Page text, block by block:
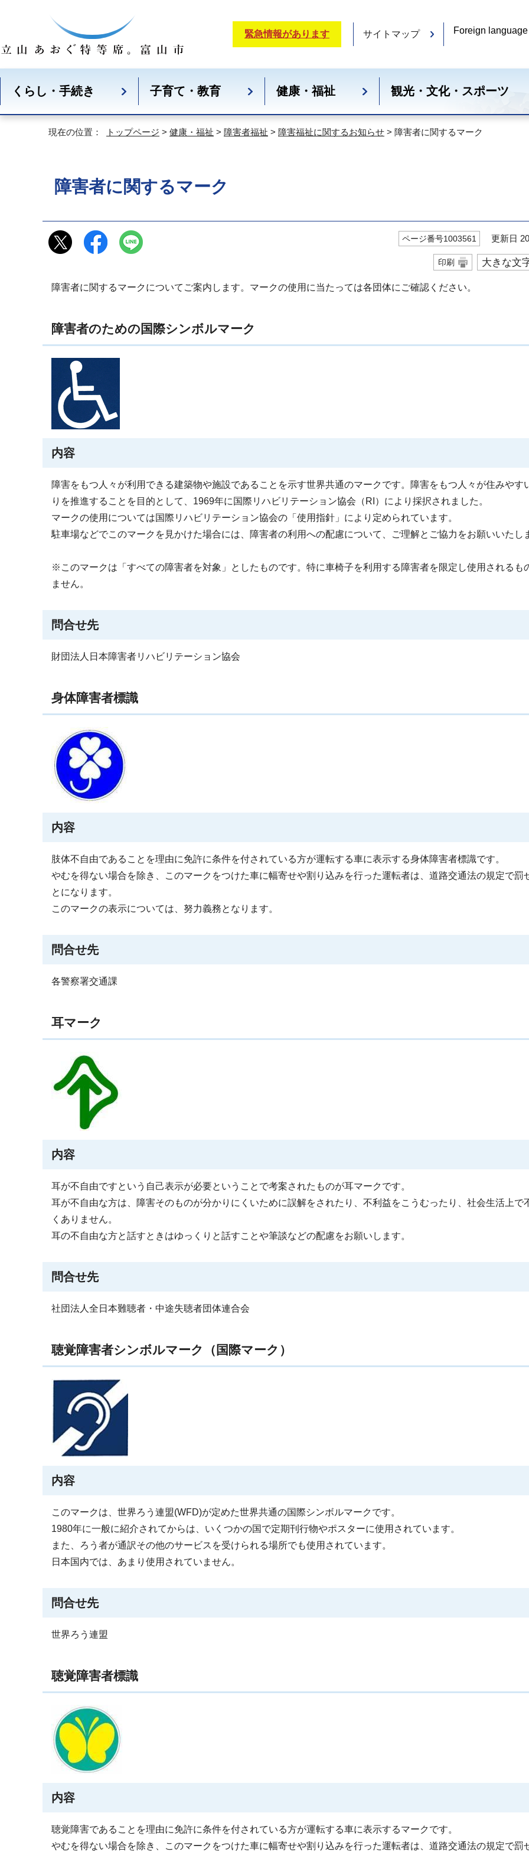
緊急情報があります サイトマップ Foreign language
くらし・手続き 子育て・教育 健康・福祉 観光・文化・スポーツ
現在の位置： トップページ > 健康・福祉 > 障害者福祉 > 障害福祉に関するお知らせ > 障害者に関するマーク
障害者に関するマーク
ページ番号1003561 更新日
印刷 大きな文
障害者に関するマークについてご案内します。マークの使用に当たっては各団体にご確認ください。
障害者のための国際シンボルマーク
内容
障害をもつ人々が利用できる建築物や施設であることを示す世界共通のマークです。障害をもつ人々が住みやす
りを推進することを目的として、1969年に国際リハビリテーション協会（RI）により採択されました。
マークの使用については国際リハビリテーション協会の「使用指針」により定められています。
駐車場などでこのマークを見かけた場合には、障害者の利用への配慮について、ご理解とご協力をお願いいたし
※このマークは「すべての障害者を対象」としたものです。特に車椅子を利用する障害者を限定し使用されるも
ません。
問合せ先
財団法人日本障害者リハビリテーション協会
身体障害者標識
内容
肢体不自由であることを理由に免許に条件を付されている方が運転する車に表示する身体障害者標識です。
やむを得ない場合を除き、このマークをつけた車に幅寄せや割り込みを行った運転者は、道路交通法の規定で罰
とになります。
このマークの表示については、努力義務となります。
問合せ先
各警察署交通課
耳マーク
内容
耳が不自由ですという自己表示が必要ということで考案されたものが耳マークです。
耳が不自由な方は、障害そのものが分かりにくいために誤解をされたり、不利益をこうむったり、社会生活上で
くありません。
耳の不自由な方と話すときはゆっくりと話すことや筆談などの配慮をお願いします。
問合せ先
社団法人全日本難聴者・中途失聴者団体連合会
聴覚障害者シンボルマーク（国際マーク）
内容
このマークは、世界ろう連盟(WFD)が定めた世界共通の国際シンボルマークです。
1980年に一般に紹介されてからは、いくつかの国で定期刊行物やポスターに使用されています。
また、ろう者が通訳その他のサービスを受けられる場所でも使用されています。
日本国内では、あまり使用されていません。
問合せ先
世界ろう連盟
聴覚障害者標識
内容
聴覚障害であることを理由に免許に条件を付されている方が運転する車に表示するマークです。
やむを得ない場合を除き、このマークをつけた車に幅寄せや割り込みを行った運転者は、道路交通法の規定で罰